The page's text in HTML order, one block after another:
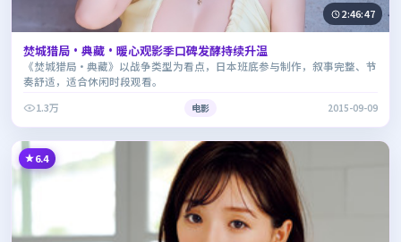
2:46:47
焚城猎局·典藏·暖心观影季口碑发酵持续升温
《焚城猎局·典藏》以战争类型为看点，日本班底参与制作，叙事完整、节
奏舒适，适合休闲时段观看。
1.3万
电影 2015-09-09
6.4